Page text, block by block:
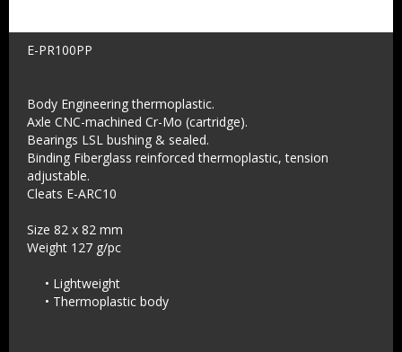
E-PR100PP
Body Engineering thermoplastic.
Axle CNC-machined Cr-Mo (cartridge).
Bearings LSL bushing & sealed.
Binding Fiberglass reinforced thermoplastic, tension
adjustable.
Cleats E-ARC10
Size 82 x 82 mm
Weight 127 g/pc
• Lightweight
• Thermoplastic body